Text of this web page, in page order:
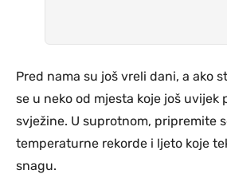
Pred nama su još vreli dani, a ako
se u neko od mjesta koje još uvijek
svježine. U suprotnom, pripremite
temperaturne rekorde i ljeto koje
snagu.